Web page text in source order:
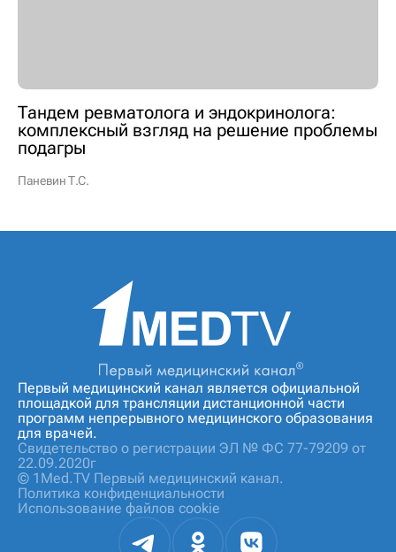
Тандем ревматолога и эндокринолога:
комплексный взгляд на решение проблемы
подагры
Паневин Т.С.
Первый медицинский канал является официальной
площадкой для трансляции дистанционной части
программ непрерывного медицинского образования
для врачей.
Свидетельство о регистрации ЭЛ № ФС 77-79209 от
22.09.2020г
© 1Med.TV Первый медицинский канал.
Политика конфиденциальности
Использование файлов cookie